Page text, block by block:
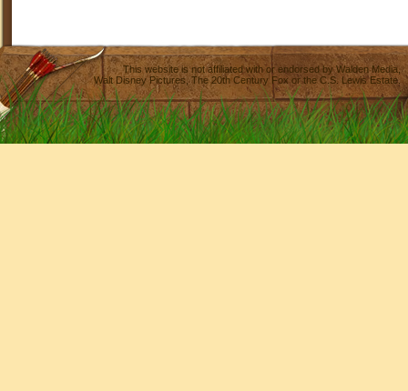
This website is not affiliated with or endorsed byWalden Media
Walt Disney Pictures,The 20th Century Fox or the C.S. Lewis Estate.